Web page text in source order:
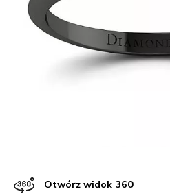
Otwórz widok 360